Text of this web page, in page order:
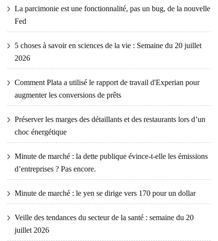
La parcimonie est une fonctionnalité, pas un bug, de la nouvelle
Fed
5 choses à savoir en sciences de la vie : Semaine du 20 juillet
2026
Comment Plata a utilisé le rapport de travail d'Experian pour
augmenter les conversions de prêts
Préserver les marges des détaillants et des restaurants lors d’un
choc énergétique
Minute de marché : la dette publique évince-t-elle les émissions
d’entreprises ? Pas encore.
Minute de marché : le yen se dirige vers 170 pour un dollar
Veille des tendances du secteur de la santé : semaine du 20
juillet 2026